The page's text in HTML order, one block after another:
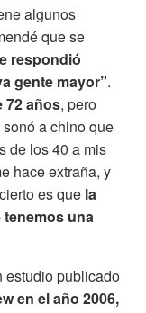
algunos
que se
respondió
gente mayor”.
72 años, pero
a chino que
de los 40 a mis
hace extraña, y
es que la
una
estudio publicado
en el año 2006,